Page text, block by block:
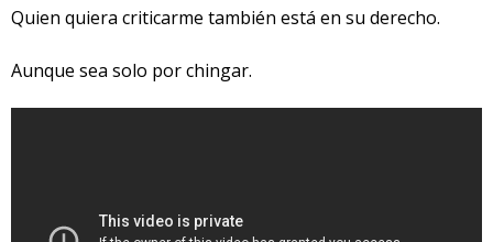
Quien quiera criticarme también está en su derecho.
Aunque sea solo por chingar.